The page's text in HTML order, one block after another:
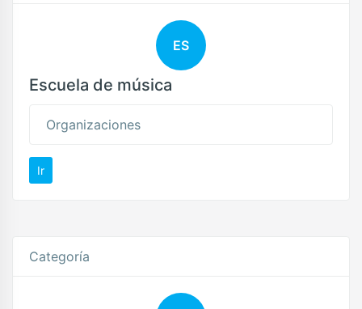
ES
Escuela de música
Organizaciones
Ir
Categoría